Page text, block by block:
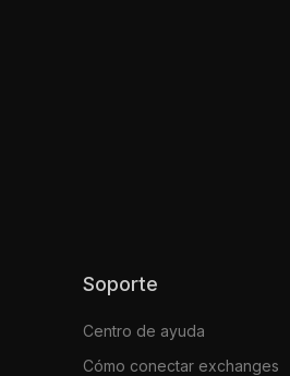
Soporte
Centro de ayuda
Cómo conectar exchanges